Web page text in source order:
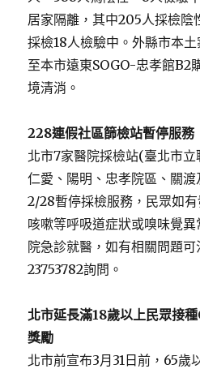
居家隔離，其中205人採檢陰
採檢18人檢驗中。外縣市本
至本市遠東SOGO-忠孝館B2
境清消。
228連假社區篩檢站暫停服務
北市7家醫院採檢站(臺北市立
仁愛、陽明、忠孝院區、關
2/28暫停採檢服務，民眾如有
咳嗽等呼吸道症狀或嗅味覺
院急診就醫，如有相關問題
23753782詢問。
北市延長滿18歲以上民眾接種
獎勵
北市前宣布3月31日前，65歲